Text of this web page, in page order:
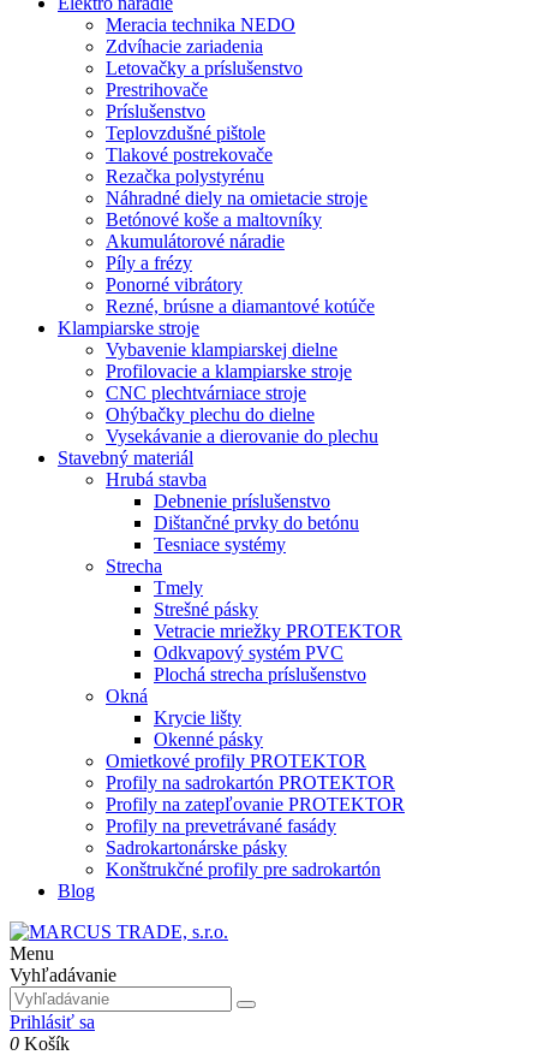
Meracia technika NEDO
Zdvíhacie zariadenia
Letovačky a príslušenstvo
Prestrihovače
Príslušenstvo
Teplovzdušné pištole
Tlakové postrekovače
Rezačka polystyrénu
Náhradné diely na omietacie stroje
Betónové koše a maltovníky
Akumulátorové náradie
Píly a frézy
Ponorné vibrátory
Rezné, brúsne a diamantové kotúče
Klampiarske stroje
Vybavenie klampiarskej dielne
Profilovacie a klampiarske stroje
CNC plechtvárniace stroje
Ohýbačky plechu do dielne
Vysekávanie a dierovanie do plechu
Stavebný materiál
Hrubá stavba
Debnenie príslušenstvo
Dištančné prvky do betónu
Tesniace systémy
Strecha
Tmely
Strešné pásky
Vetracie mriežky PROTEKTOR
Odkvapový systém PVC
Plochá strecha príslušenstvo
Okná
Krycie lišty
Okenné pásky
Omietkové profily PROTEKTOR
Profily na sadrokartón PROTEKTOR
Profily na zatepľovanie PROTEKTOR
Profily na prevetrávané fasády
Sadrokartonárske pásky
Konštrukčné profily pre sadrokartón
Blog
Menu
Vyhľadávanie
Prihlásiť sa
0 Košík